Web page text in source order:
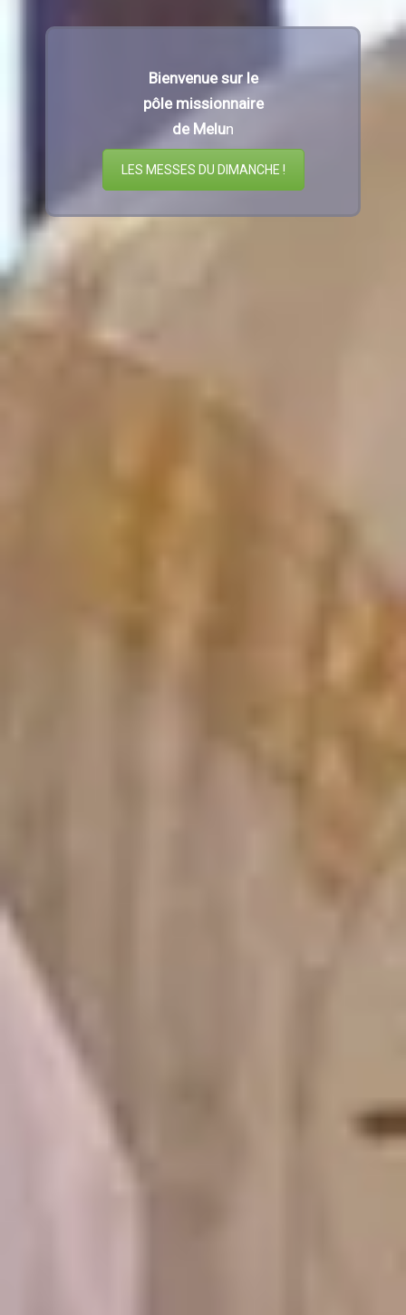
Bienvenue sur le
pôle missionnaire
de Melun
LES MESSES DU DIMANCHE !